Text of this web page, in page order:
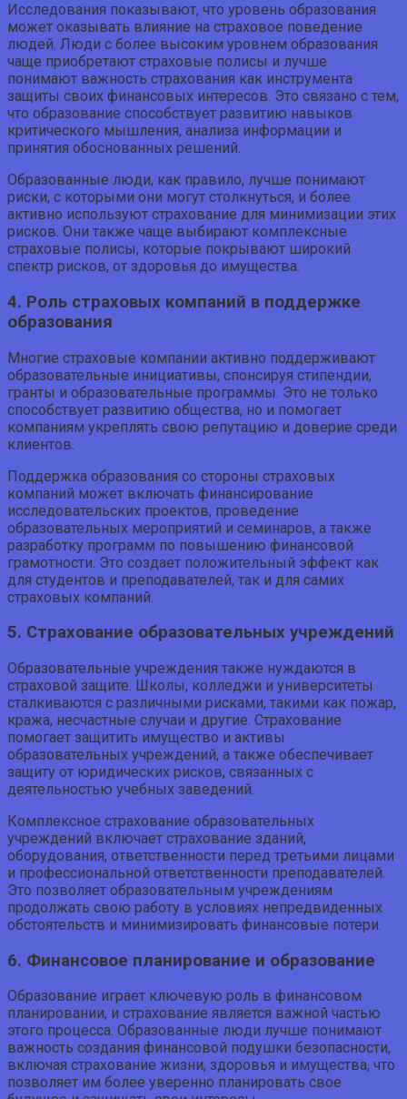
Исследования показывают, что уровень образования
может оказывать влияние на страховое поведение
людей. Люди с более высоким уровнем образования
чаще приобретают страховые полисы и лучше
понимают важность страхования как инструмента
защиты своих финансовых интересов. Это связано с тем,
что образование способствует развитию навыков
критического мышления, анализа информации и
принятия обоснованных решений.
Образованные люди, как правило, лучше понимают
риски, с которыми они могут столкнуться, и более
активно используют страхование для минимизации этих
рисков. Они также чаще выбирают комплексные
страховые полисы, которые покрывают широкий
спектр рисков, от здоровья до имущества.
4. Роль страховых компаний в поддержке
образования
Многие страховые компании активно поддерживают
образовательные инициативы, спонсируя стипендии,
гранты и образовательные программы. Это не только
способствует развитию общества, но и помогает
компаниям укреплять свою репутацию и доверие среди
клиентов.
Поддержка образования со стороны страховых
компаний может включать финансирование
исследовательских проектов, проведение
образовательных мероприятий и семинаров, а также
разработку программ по повышению финансовой
грамотности. Это создает положительный эффект как
для студентов и преподавателей, так и для самих
страховых компаний.
5. Страхование образовательных учреждений
Образовательные учреждения также нуждаются в
страховой защите. Школы, колледжи и университеты
сталкиваются с различными рисками, такими как пожар,
кража, несчастные случаи и другие. Страхование
помогает защитить имущество и активы
образовательных учреждений, а также обеспечивает
защиту от юридических рисков, связанных с
деятельностью учебных заведений.
Комплексное страхование образовательных
учреждений включает страхование зданий,
оборудования, ответственности перед третьими лицами
и профессиональной ответственности преподавателей.
Это позволяет образовательным учреждениям
продолжать свою работу в условиях непредвиденных
обстоятельств и минимизировать финансовые потери.
6. Финансовое планирование и образование
Образование играет ключевую роль в финансовом
планировании, и страхование является важной частью
этого процесса. Образованные люди лучше понимают
важность создания финансовой подушки безопасности,
включая страхование жизни, здоровья и имущества, что
позволяет им более уверенно планировать свое